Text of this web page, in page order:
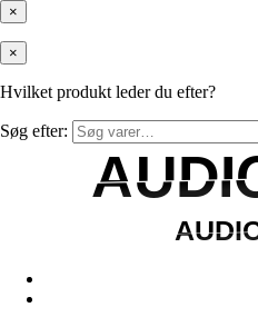
×
×
Hvilket produkt leder du efter?
Søg efter: